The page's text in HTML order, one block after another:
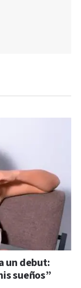
un debut:
sueños”